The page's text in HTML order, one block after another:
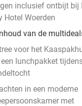
inclusief ontbijt bij
Hotel Woerden
van de
voor het
lunchpakket
in een moderne
met